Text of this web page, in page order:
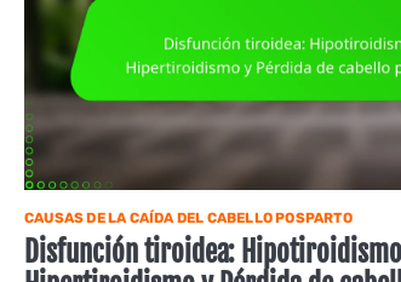
CAUSAS DE LA CAÍDA DEL CABELLO POSPARTO
Disfunción tiroidea: